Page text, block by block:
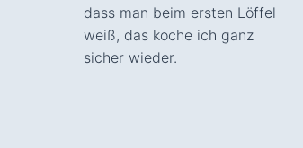
dass man beim ersten Löffel
weiß, das koche ich ganz
sicher wieder.